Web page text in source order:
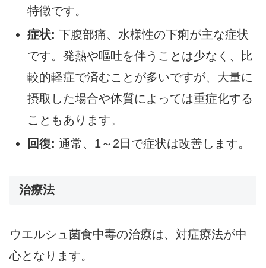
特徴です。
症状: 下腹部痛、水様性の下痢が主な症状
です。発熱や嘔吐を伴うことは少なく、比
較的軽症で済むことが多いですが、大量に
摂取した場合や体質によっては重症化する
こともあります。
回復: 通常、1～2日で症状は改善します。
治療法
ウエルシュ菌食中毒の治療は、対症療法が中
心となります。